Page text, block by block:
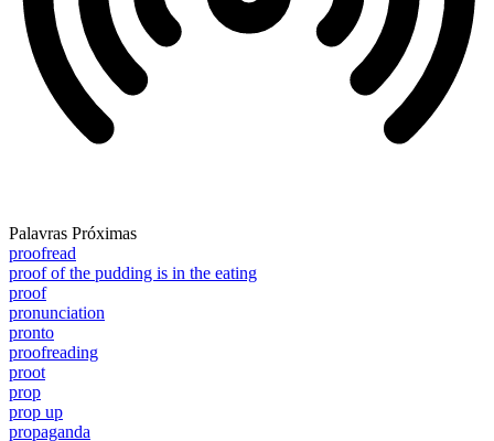
Palavras Próximas
proofread
proof of the pudding is in the eating
proof
pronunciation
pronto
proofreading
proot
prop
prop up
propaganda